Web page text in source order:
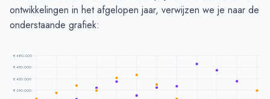
ontwikkelingen in het afgelopen jaar, verwijzen we je naar de
onderstaande grafiek:
€ 480.000
€ 450.000
€ 420.000
€ 390.000